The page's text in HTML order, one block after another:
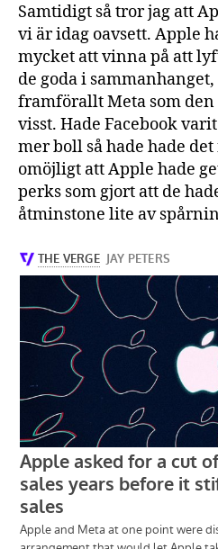
Samtidigt så tror jag att
vi är idag oavsett. Apple
mycket att vinna på att
de goda i
framförallt Meta som
visst. Hade Facebook
mer boll så hade hade
omöjligt att Apple hade
perks som gjort att de
åtminstone lite av